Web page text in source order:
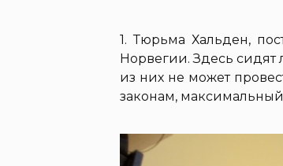
1. Тюрьма Хальден,
Норвегии. Здесь
из них не может
законам, максимальный